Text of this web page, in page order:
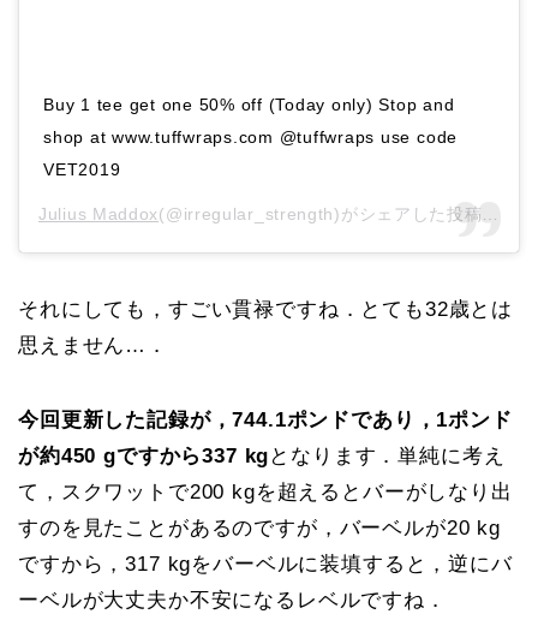
Buy 1 tee get one 50% off (Today only) Stop and
shop at www.tuffwraps.com @tuffwraps use code
VET2019
Julius Maddox(@irregular_strength)がシェアした投稿 –
それにしても，すごい貫禄ですね．とても32歳とは
思えません…．
今回更新した記録が，744.1ポンドであり，1ポンド
が約450 gですから337 kg となります．単純に考え
て，スクワットで200 kgを超えるとバーがしなり出
すのを見たことがあるのですが，バーベルが20 kg
ですから，317 kgをバーベルに装填すると，逆にバ
ーベルが大丈夫か不安になるレベルですね．